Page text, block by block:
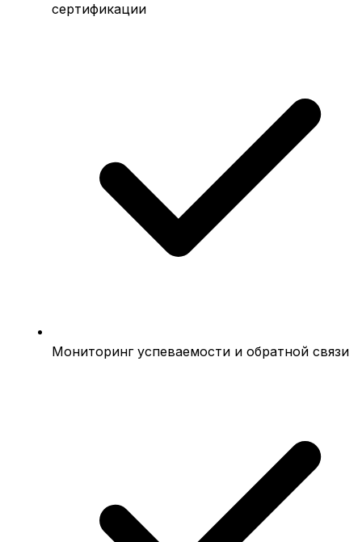
сертификации
Мониторинг успеваемости и обратной связи